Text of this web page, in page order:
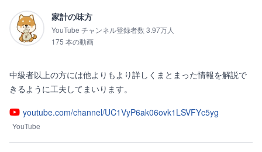
家計の味方
YouTube チャンネル登録者数 3.97万人
175 本の動画
中級者以上の方には他よりもより詳しくまとまった情報を解説で
きるように工夫してまいります。
youtube.com/channel/UC1VyP6ak06ovk1LSVFYc5yg
YouTube